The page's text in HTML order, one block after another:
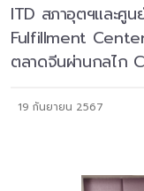
ITD สภาอุตฯและศู
Fulfillment
ตลาดจีนผ่านกลไก
19 กันยายน 2567